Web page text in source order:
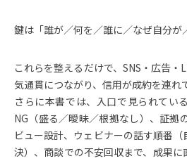
鍵は「誰が／何を／誰に／なぜ自分が
これらを整えるだけで、SNS・広告
気通貫につながり、信用が成約を連れ
さらに本書では、入口で見られてい
NG（盛る／曖昧／根拠なし）、証拠
ビュー設計、ウェビナーの話す順番
決）、商談での不安回収まで、成果